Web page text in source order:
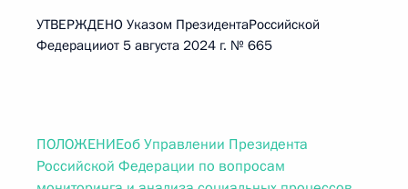
УТВЕРЖДЕНО Указом ПрезидентаРоссийской
Федерацииот 5 августа 2024 г. № 665
ПОЛОЖЕНИЕоб Управлении Президента
Российской Федерации по вопросам